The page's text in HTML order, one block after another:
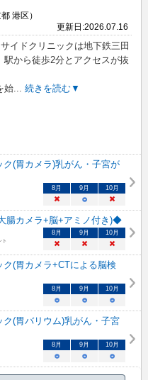
都 港区）
更新日:2026.07.16
イドクリニックは地下鉄三田
駅から徒歩2分とアクセスが抜
始... 続きを読む▼
(胃カメラ)乳がん・子宮が
8 月 9 月 10月
× ○ ×
腸カメラ+脳+アミノ付き)◆
ト
8 月 9 月 10月
× × ×
(胃カメラ+CTによる脳検
8 月 9 月 10月
○ ○ ○
(胃バリウム)乳がん・子宮
8 月 9 月 10月
○ ○ ○